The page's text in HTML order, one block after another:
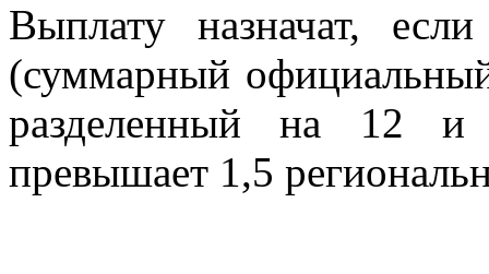
Выплату назначат,
(суммарный
разделенный на 12 и
превышает 1,5